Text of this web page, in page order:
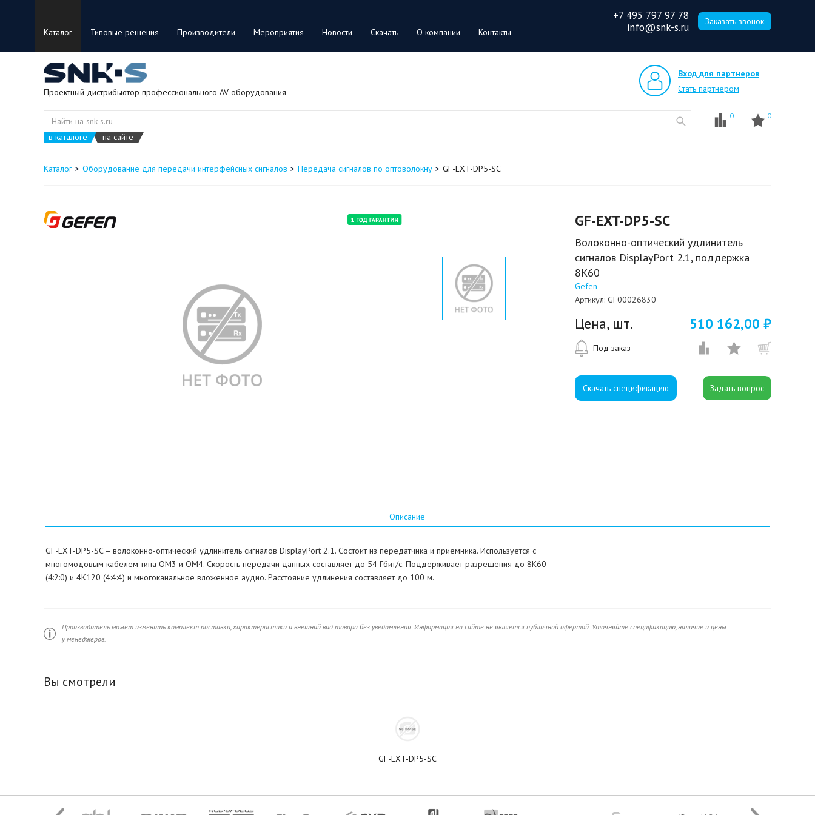
Каталог Типовые решения Производители Мероприятия Новости Скачать О компании Контакты
+7 495 797 97 78
info@snk-s.ru
Заказать звонок
Проектный дистрибьютор профессионального AV-оборудования
Вход для партнеров
Стать партнером
в каталоге на сайте
0 0
Каталог Оборудование для передачи интерфейсных сигналов Передача сигналов по оптоволокну GF-EXT-DP5-SC
GF-EXT-DP5-SC
Волоконно-оптический удлинитель
сигналов DisplayPort 2.1, поддержка
8K60
Gefen
Артикул: GF00026830
Цена, шт. 510 162,00 ₽
Под заказ
Скачать спецификацию
Описание
GF-EXT-DP5-SC – волоконно-оптический удлинитель сигналов DisplayPort 2.1. Состоит из передатчика и приемника. Используется с
многомодовым кабелем типа OM3 и OM4. Скорость передачи данных составляет до 54 Гбит/с. Поддерживает разрешения до 8K60
(4:2:0) и 4K120 (4:4:4) и многоканальное вложенное аудио. Расстояние удлинения составляет до 100 м.
Производитель может изменить комплект поставки, характеристики и внешний вид товара без уведомления. Информация на сайте не является публичной офертой. Уточняйте спецификацию, наличие и цены
у менеджеров.
Вы смотрели
GF-EXT-DP5-SC